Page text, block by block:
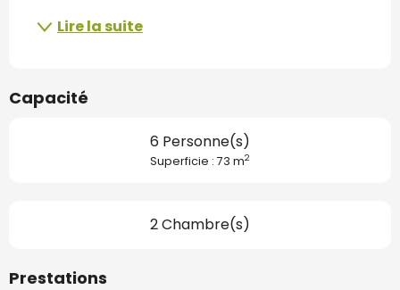
Lire la suite
Capacité
6 Personne(s)
Superficie : 73 m2
2 Chambre(s)
Prestations